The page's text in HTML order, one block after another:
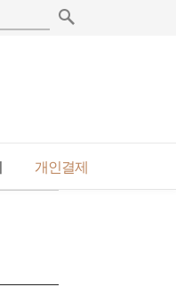
개인결제